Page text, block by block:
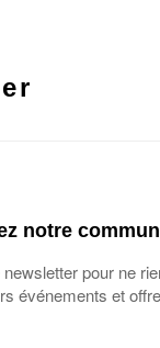
notre
pour ne
événements et